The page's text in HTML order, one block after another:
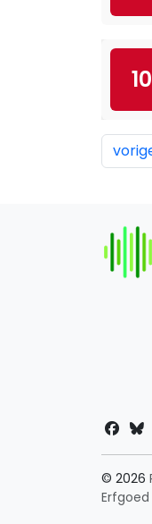
10
© 2026
Erfgoed